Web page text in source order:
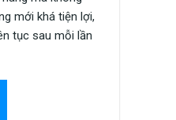
mới khá tiện lợi,
tục sau mỗi lần